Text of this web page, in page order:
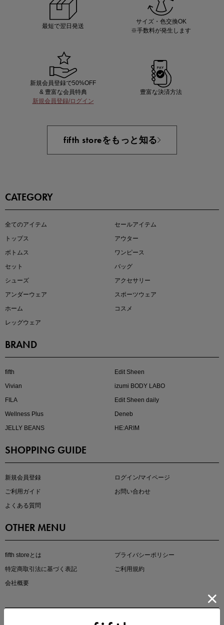
即戦力アイテム続々対象
大人の着映えアイテム5選
マストバイアイテム
最短で翌日発送
サイズ・色交換OK
※手数料が発生します
新規会員登録で50%OFF
& 豊富な会員特典
新規会員登録/ログイン
豊富な決済方法
fifth storeをもっと知る
CATEGORY
全てのアイテム
セールアイテム
トップス
アウター
ボトムス
ワンピース
セット
バッグ
シューズ
アクセサリー
アンダーウェア
スポーツウェア
ホーム
コスメ
レッグウェア
BRAND
fifth
Edit Sheen
Vivian
izumi BODY LABO
FILA
Edit Sheen daily
Wellness Plus
Deneb
JELLY BEANS
HE:ARIM
SHOPPING GUIDE
新規会員登録
ログイン/マイページ
ご利用ガイド
お問い合わせ
よくある質問
OTHER MENU
fifth storeとは
プライバシーポリシー
特定商取引法に基づく表記
ご利用規約
会社概要